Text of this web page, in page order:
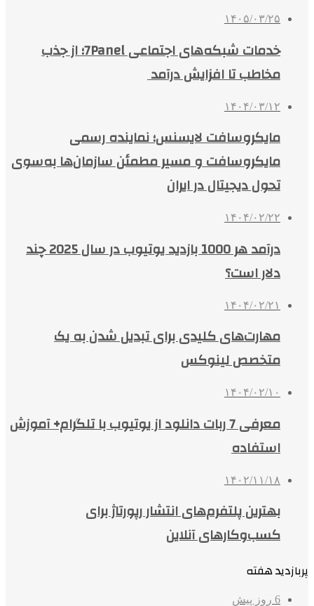
۱۴۰۵/۰۳/۲۵
خدمات شبکه‌های اجتماعی 7Panel؛ از جذب
مخاطب تا افزایش درآمد
۱۴۰۴/۰۳/۱۲
مایکروسافت لایسنس؛ نماینده رسمی
مایکروسافت و مسیر مطمئن سازمان‌ها به‌سوی
تحول دیجیتال در ایران
۱۴۰۴/۰۲/۲۲
درآمد هر 1000 بازدید یوتیوب در سال 2025 چند
دلار است؟
۱۴۰۴/۰۲/۲۱
مهارت‌های کلیدی برای تبدیل شدن به یک
متخصص لینوکس
۱۴۰۴/۰۲/۱۰
معرفی 7 ربات دانلود از یوتیوب با تلگرام+ آموزش
استفاده
۱۴۰۲/۱۱/۱۸
بهترین پلتفرم‌های انتشار رپورتاژ برای
کسب‌وکارهای آنلاین
پربازدید هفته
6 روز پیش